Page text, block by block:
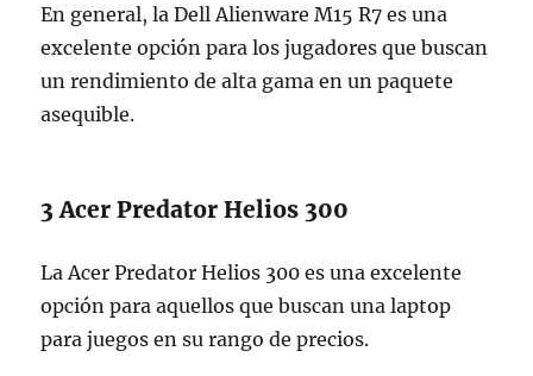
En general, la Dell Alienware M15 R7 es una
excelente opción para los jugadores que buscan
un rendimiento de alta gama en un paquete
asequible.
3 Acer Predator Helios 300
La Acer Predator Helios 300 es una excelente
opción para aquellos que buscan una laptop
para juegos en su rango de precios.